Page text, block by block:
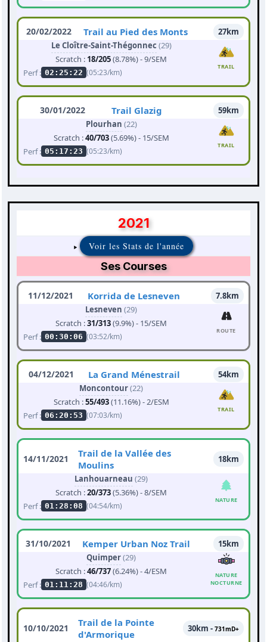
20/02/2022 Trail au Pied des Monts
27km
Le Cloître-Saint-Thégonnec (29)
Scratch : 18/205(8.78%) - 9/SEM
Perf : 02:25:22 (05:23/km)
TRAIL
30/01/2022 Trail Glazig
59km
Plourhan (22)
Scratch :40/703(5.69%) - 15/SEM
Perf : 05:17:23 (05:23/km)
TRAIL
2021
Voir les Stats de l'année
Ses Courses
11/12/2021 Korrida de Lesneven
7.8km
Lesneven (29)
Scratch :31/313(9.9%) - 15/SEM
Perf : 00:30:06 (03:52/km)
ROUTE
04/12/2021 La Grand Ménestrail
54km
Moncontour(22)
Scratch :55/493(11.16%) - 2/ESM
Perf : 06:20:53 (07:03/km)
TRAIL
14/11/2021
Trail de la Vallée des
Moulins
18km
Lanhouarneau (29)
Scratch :20/373(5.36%) - 8/SEM
Perf : 01:28:08 (04:54/km)
NATURE
31/10/2021 Kemper Urban Noz Trail
15km
Quimper(29)
Scratch :46/737(6.24%) - 4/ESM
Perf : 01:11:28 (04:46/km)
NATURE
NOCTURNE
10/10/2021
Trail de la Pointe
d'Armorique
30km - 731mD+